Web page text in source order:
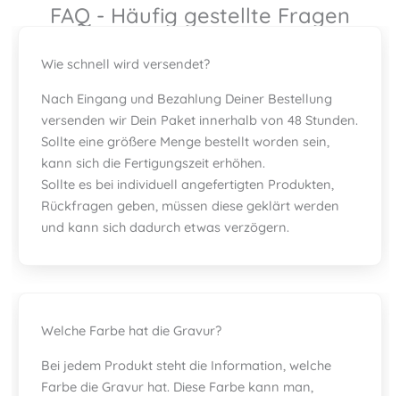
FAQ - Häufig gestellte Fragen
Wie schnell wird versendet?
Nach Eingang und Bezahlung Deiner Bestellung
versenden wir Dein Paket innerhalb von 48 Stunden.
Sollte eine größere Menge bestellt worden sein,
kann sich die Fertigungszeit erhöhen.
Sollte es bei individuell angefertigten Produkten,
Rückfragen geben, müssen diese geklärt werden
und kann sich dadurch etwas verzögern.
Welche Farbe hat die Gravur?
Bei jedem Produkt steht die Information, welche
Farbe die Gravur hat. Diese Farbe kann man,